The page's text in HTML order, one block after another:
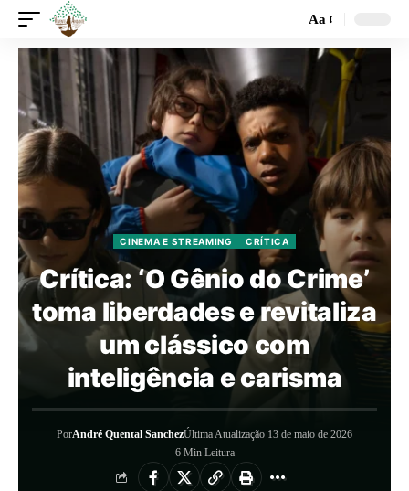
Aa
CINEMA E STREAMING CRÍTICA
Crítica: ‘O Gênio do Crime’
toma liberdades e revitaliza
um clássico com
inteligência e carisma
PorAndré Quental SanchezÚltima Atualização 13 de maio de 2026
6 Min Leitura